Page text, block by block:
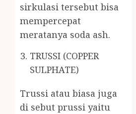
sirkulasi tersebut bisa
mempercepat
meratanya soda ash.
TRUSSI (COPPER
SULPHATE)
Trussi atau biasa juga
di sebut prussi yaitu